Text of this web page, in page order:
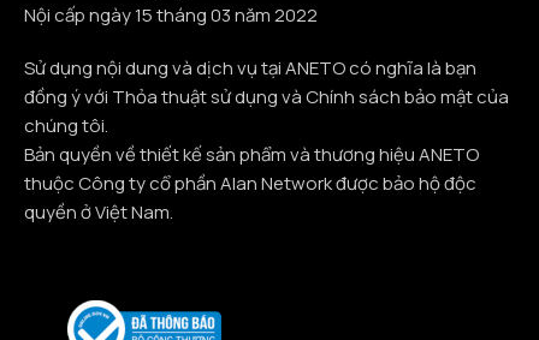
Nội cấp ngày 15 tháng 03 năm 2022
Sử dụng nội dung và dịch vụ tại ANETO có nghĩa là bạn
đồng ý với Thỏa thuật sử dụng và Chính sách bảo mật của
chúng tôi.
Bản quyền về thiết kế sản phẩm và thương hiệu ANETO
thuộc Công ty cổ phần Alan Network được bảo hộ độc
quyền ở Việt Nam.